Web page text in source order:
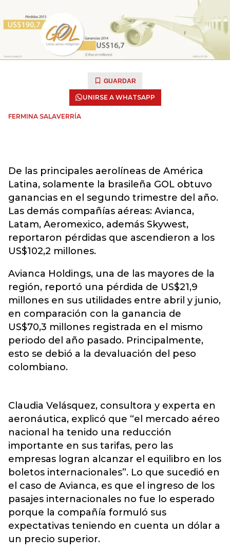
GUARDAR
UNIRSE A WHATSAPP
FERMINA SALAVERRÍA
De las principales aerolíneas de América
Latina, solamente la brasileña GOL obtuvo
ganancias en el segundo trimestre del año.
Las demás compañías aéreas: Avianca,
Latam, Aeromexico, además Skywest,
reportaron pérdidas que ascendieron a los
US$102,2 millones.
Avianca Holdings, una de las mayores de la
región, reportó una pérdida de US$21,9
millones en sus utilidades entre abril y junio,
en comparación con la ganancia de
US$70,3 millones registrada en el mismo
periodo del año pasado. Principalmente,
esto se debió a la devaluación del peso
colombiano.
Claudia Velásquez, consultora y experta en
aeronáutica, explicó que “el mercado aéreo
nacional ha tenido una reducción
importante en sus tarifas, pero las
empresas logran alcanzar el equilibro en los
boletos internacionales”. Lo que sucedió en
el caso de Avianca, es que el ingreso de los
pasajes internacionales no fue lo esperado
porque la compañía formuló sus
expectativas teniendo en cuenta un dólar a
un precio superior.